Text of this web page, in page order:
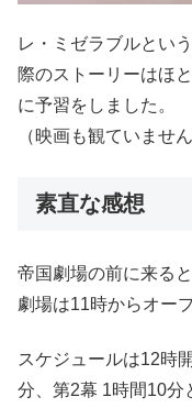
レ・ミゼラブルとい
際のストーリーはほ
に予習をしました。
（映画も観ていません
素直な感想
帝国劇場の前に来る
劇場は11時からオー
スケジュールは12時
分、第2幕 1時間10分